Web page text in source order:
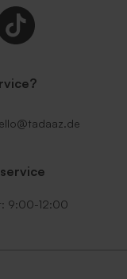
9:00-12:00